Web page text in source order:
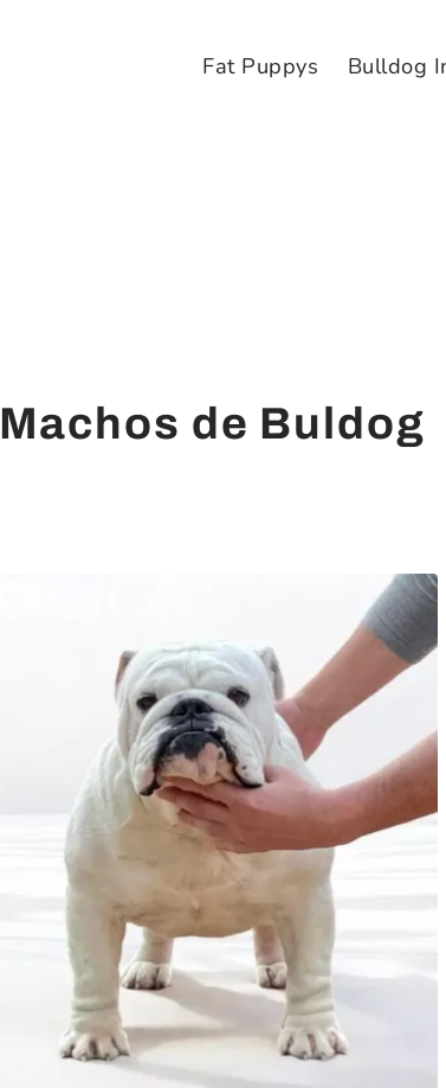
Fat Puppys Bulldog
Machos de Buldog